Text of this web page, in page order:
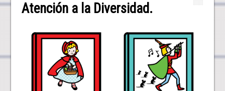
Atención a la Diversidad.